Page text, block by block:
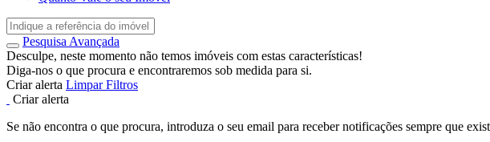
Pesquisa Avançada
Desculpe, neste momento não temos imóveis com estas características!
Diga-nos o que procura e encontraremos sob medida para si.
Criar alerta Limpar Filtros
Criar alerta
Se não encontra o que procura, introduza o seu email para receber notificações sempre que